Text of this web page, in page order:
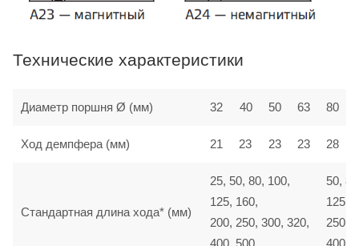
Технические характеристики
Диаметр поршня Ø (мм) 32 40 50 63 80
Ход демпфера (мм) 21 23 23 23 28
Стандартная длина хода* (мм)
25, 50, 80, 100,
125, 160,
200, 250, 300, 320,
400, 500
50,
125,
250,
400,